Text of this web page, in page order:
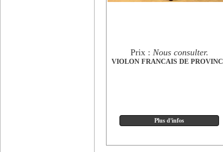
Prix : Nous consulter.
VIOLON FRANCAIS DE